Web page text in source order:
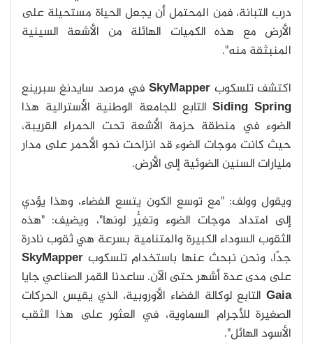
درب التبانة، فمن المحتمل أن يجعل الحياة مستحيلة على
الأرض مع هذه الكميات الهائلة من الأشعة السينية
المنبثقة منه".
اكتشف تلسكوب SkyMapper في مرصد سايدنغ سبرينع
Siding Springالتابع للجامعة الوطنية الأسترالية هذا
الضوء في منطقة حزمة الأشعة تحت الحمراء القريبة،
حيث كانت موجات الضوء قد انزاحت نحو الأحمر على مدار
مليارات السنين الضوئية إلى الأرض.
ويقول وولف: "مع توسع الكون يتسع الفضاء، وهذا يؤدي
إلى امتداد موجات الضوء وتغيُّر لونها"، ويضيف: "هذه
الثقوب السوداء الكبيرة والمتنامية بسرعة هي ثقوب نادرة
جدًا، ونحن نبحث عنها باستخدام تلسكوب SkyMapper
على مدى عدة أشهر حتى الآن. ساعدنا القمر الصناعي جايا
Gaia التابع لوكالة الفضاء الأوروبية، الذي يقيس الحركات
الصغيرة للأجرام السماوية، في العثور على هذا الثقب
الأسود الهائل".